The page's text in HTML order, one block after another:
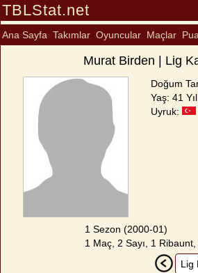
TBLStat.net
Ana Sayfa Takımlar Oyuncular Maçlar
Murat Birden | Lig
Doğum
Yaş: 41
Uyruk:
1 Sezon (2000-01)
1 Maç, 2 Sayı, 1 Ribaunt,